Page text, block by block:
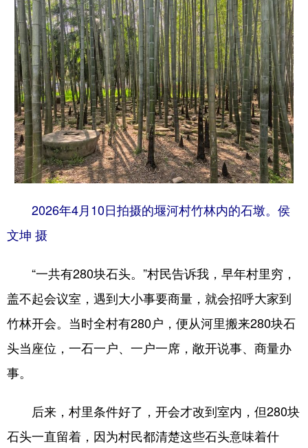
2026年4月10日拍摄的堰河村竹林内的石墩。侯
文坤 摄
“一共有280块石头。”村民告诉我，早年村里穷，
盖不起会议室，遇到大小事要商量，就会招呼大家到
竹林开会。当时全村有280户，便从河里搬来280块石
头当座位，一石一户、一户一席，敞开说事、商量办
事。
后来，村里条件好了，开会才改到室内，但280块
石头一直留着，因为村民都清楚这些石头意味着什